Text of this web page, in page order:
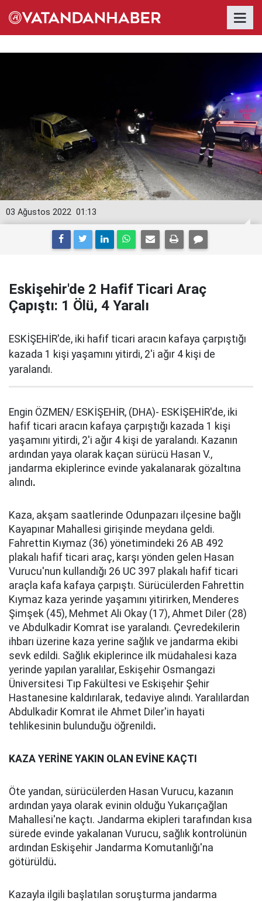
01:13
03 Ağustos 2022
Eskişehir'de 2 Hafif Ticari Araç
Çapıştı: 1 Ölü, 4 Yaralı
ESKİŞEHİR'de, iki hafif ticari aracın kafaya çarpıştığı
kazada 1 kişi yaşamını yitirdi, 2'i ağır 4 kişi de
yaralandı.
Engin ÖZMEN/ ESKİŞEHİR, (DHA)- ESKİŞEHİR'de, iki
hafif ticari aracın kafaya çarpıştığı kazada 1 kişi
yaşamını yitirdi, 2'i ağır 4 kişi de yaralandı. Kazanın
ardından yaya olarak kaçan sürücü Hasan V.,
jandarma ekiplerince evinde yakalanarak gözaltına
alındı.
Kaza, akşam saatlerinde Odunpazarı ilçesine bağlı
Kayapınar Mahallesi girişinde meydana geldi.
Fahrettin Kıymaz (36) yönetimindeki 26 AB 492
plakalı hafif ticari araç, karşı yönden gelen Hasan
Vurucu'nun kullandığı 26 UC 397 plakalı hafif ticari
araçla kafa kafaya çarpıştı. Sürücülerden Fahrettin
Kıymaz kaza yerinde yaşamını yitirirken, Menderes
Şimşek (45), Mehmet Ali Okay (17), Ahmet Diler (28)
ve Abdulkadir Komrat ise yaralandı. Çevredekilerin
ihbarı üzerine kaza yerine sağlık ve jandarma ekibi
sevk edildi. Sağlık ekiplerince ilk müdahalesi kaza
yerinde yapılan yaralılar, Eskişehir Osmangazi
Üniversitesi Tıp Fakültesi ve Eskişehir Şehir
Hastanesine kaldırılarak, tedaviye alındı. Yaralılardan
Abdulkadir Komrat ile Ahmet Diler'in hayati
tehlikesinin bulunduğu öğrenildi.
KAZA YERİNE YAKIN OLAN EVİNE KAÇTI
Öte yandan, sürücülerden Hasan Vurucu, kazanın
ardından yaya olarak evinin olduğu Yukarıçağlan
Mahallesi'ne kaçtı. Jandarma ekipleri tarafından kısa
sürede evinde yakalanan Vurucu, sağlık kontrolünün
ardından Eskişehir Jandarma Komutanlığı'na
götürüldü.
Kazayla ilgili başlatılan soruşturma jandarma